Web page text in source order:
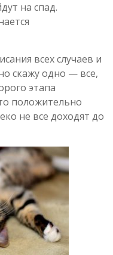
на спад.
всех случаев и
скажу одно — все,
этапа
положительно
не все доходят до